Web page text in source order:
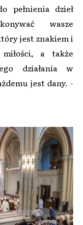
pełnienia dzieł
wasze
jest znakiem i
a także
działania w
jest dany. -